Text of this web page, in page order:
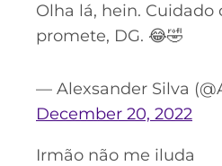
Olha lá, hein. Cuidado
promete, DG. 😂🤣
— Alexsander Silva
December 20, 2022
Irmão não me iluda